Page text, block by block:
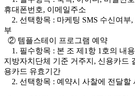
휴대폰번호, 이메일주소
2. 선택항목 : 마케팅 SMS 수신여부,
부
② 템플스테이 프로그램 예약
1. 필수항목 : 본 조 제1항 1호의 내
지방자치단체 기준 거주지, 신용카드
용카드 유효기간
2. 선택항목 : 예약시 사찰에 전달할